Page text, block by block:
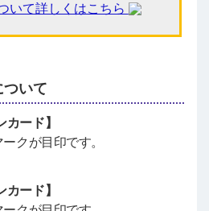
いて詳しくはこちら
いて
カード】
クが目印です。
カード】